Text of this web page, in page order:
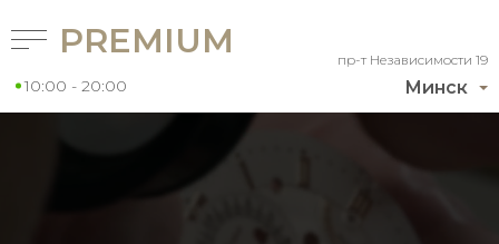
Минск
пр-т Независимости 19
PREMIUM
10:00 - 20:00